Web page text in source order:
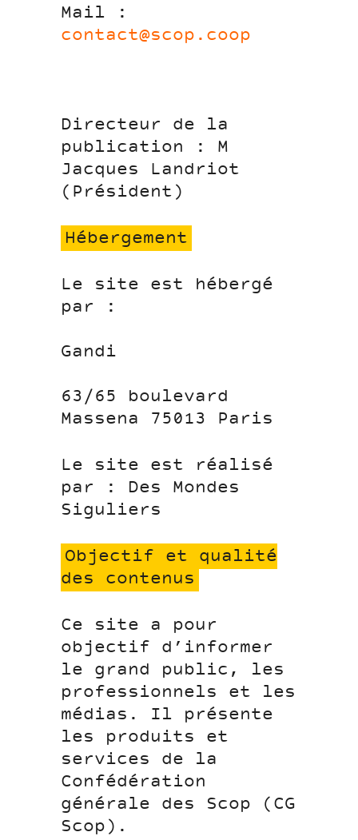
Mail :
contact@scop.coop
Directeur de la
publication : M
Jacques Landriot
(Président)
Hébergement
Le site est hébergé
par :
Gandi
63/65 boulevard
Massena 75013 Paris
Le site est réalisé
par : Des Mondes
Siguliers
Objectif et qualité
des contenus
Ce site a pour
objectif d’informer
le grand public, les
professionnels et les
médias. Il présente
les produits et
services de la
Confédération
générale des Scop (CG
Scop).